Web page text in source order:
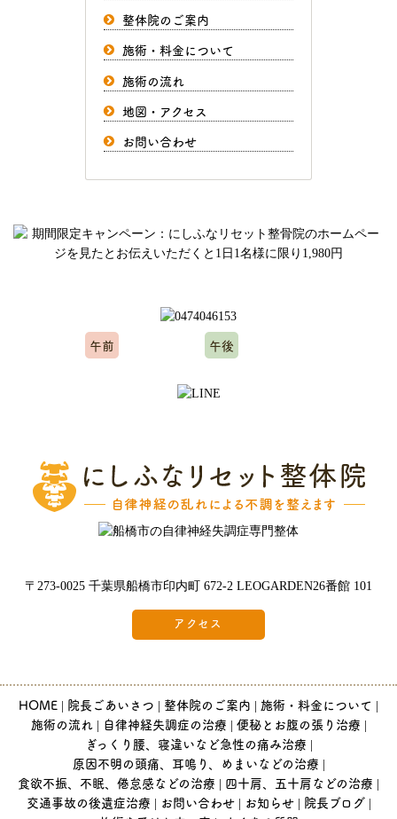
整体院のご案内
施術・料金について
施術の流れ
地図・アクセス
お問い合わせ
午前 午後
〒273-0025 千葉県船橋市印内町 672-2 LEOGARDEN26番館 101
アクセス
HOME 院長ごあいさつ 整体院のご案内
施術・料金について
施術の流れ
自律神経失調症の治療 便秘とお腹の張り治療
ぎっくり腰、寝違いなど急性の痛み治療
原因不明の頭痛、耳鳴り、めまいなどの治療
食欲不振、不眠、倦怠感などの治療
四十肩、五十肩などの治療
交通事故の後遺症治療
お問い合わせ お知らせ
院長ブログ